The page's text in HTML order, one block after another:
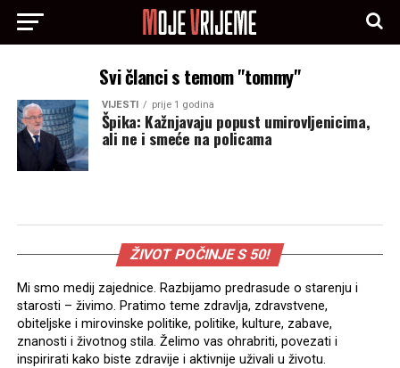
Svi članci s temom "tommy"
VIJESTI prije 1 godina
Špika: Kažnjavaju popust umirovljenicima,
ali ne i smeće na policama
ŽIVOT POČINJE S 50!
Mi smo medij zajednice. Razbijamo predrasude o starenju i
starosti – živimo. Pratimo teme zdravlja, zdravstvene,
obiteljske i mirovinske politike, politike, kulture, zabave,
znanosti i životnog stila. Želimo vas ohrabriti, povezati i
inspirirati kako biste zdravije i aktivnije uživali u životu.